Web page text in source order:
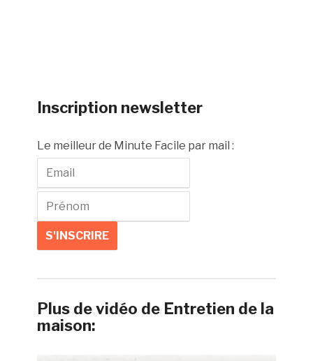
Inscription newsletter
Le meilleur de Minute Facile par mail :
Plus de vidéo de Entretien de la
maison: